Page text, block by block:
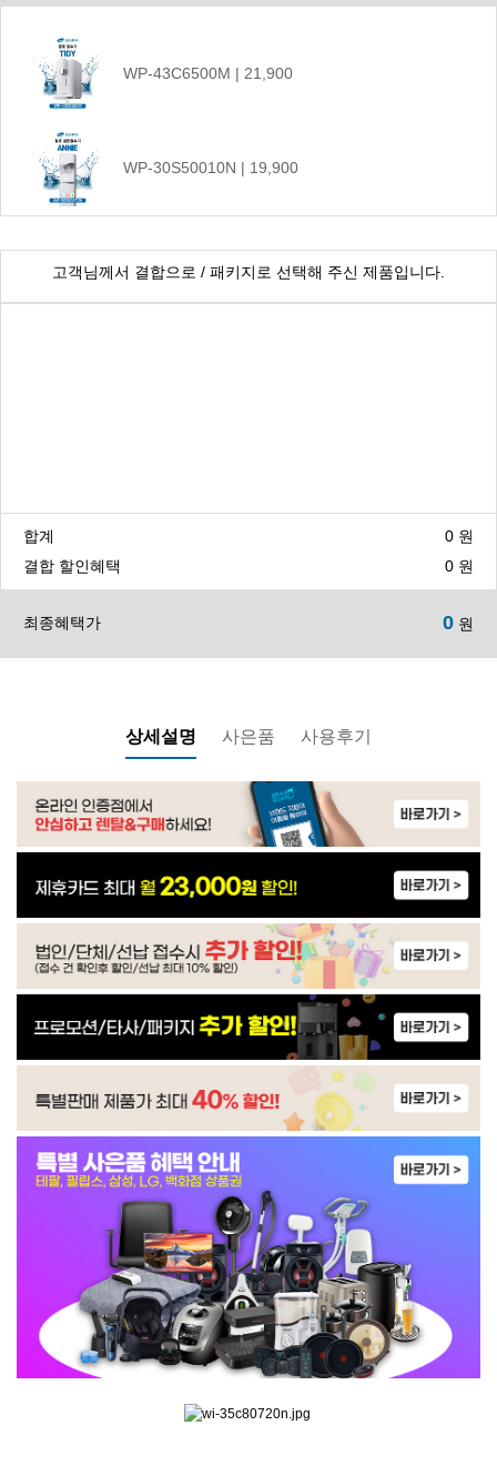
WP-43C6500M | 21,900
WP-30S50010N | 19,900
CHP-1290D | 17,900
WP-40C8500M | 27,900
WP-40C9500M | 20,900
WP-30C8460N | 21,900
WP-30C9460N | 23,900
WP-30C8560N | 22,900
WP-30C9560N | 24,900
WP-60C8500M | 34,900
고객님께서 결합으로 / 패키지로 선택해 주신 제품입니다.
합계 0 원
결합 할인혜택
0 원
최종혜택가 0 원
상세설명 사은품 사용후기